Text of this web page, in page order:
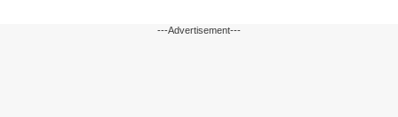
---Advertisement---